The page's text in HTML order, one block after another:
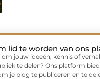
lid te worden van ons
om jouw ideeën, kennis of
te delen? Ons platform
je blog te publiceren en te